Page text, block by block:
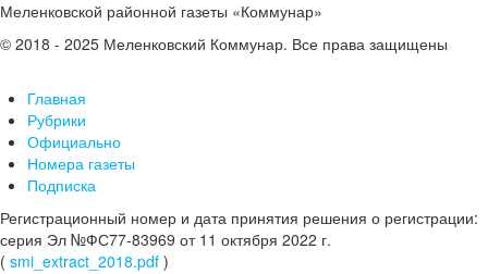
Меленковской районной газеты «Коммунар»
© 2018 - 2025 Меленковский Коммунар. Все права защищены
Главная
Рубрики
Официально
Номера газеты
Подписка
Регистрационный номер и дата принятия решения о регистрации:
серия Эл №ФС77-83969 от 11 октября 2022 г.
( smi_extract_2018.pdf )